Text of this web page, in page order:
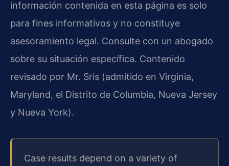
información contenida en esta página es solo
para fines informativos y no constituye
asesoramiento legal. Consulte con un abogado
sobre su situación específica. Contenido
revisado por Mr. Sris (admitido en Virginia,
Maryland, el Distrito de Columbia, Nueva Jersey
y Nueva York).
Case results depend on a variety of